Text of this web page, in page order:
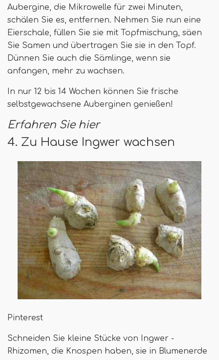
Aubergine, die Mikrowelle für zwei Minuten,
schälen Sie es, entfernen. Nehmen Sie nun eine
Eierschale, füllen Sie sie mit Topfmischung, säen
Sie Samen und übertragen Sie sie in den Topf.
Dünnen Sie auch die Sämlinge, wenn sie
anfangen, mehr zu wachsen.
In nur 12 bis 14 Wochen können Sie frische
selbstgewachsene Auberginen genießen!
Erfahren Sie hier
4. Zu Hause Ingwer wachsen
Pinterest
Schneiden Sie kleine Stücke von Ingwer -
Rhizomen, die Knospen haben, sie in Blumenerde